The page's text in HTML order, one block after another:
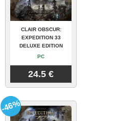
CLAIR OBSCUR:
EXPEDITION 33
DELUXE EDITION
PC
24.5 €
-46%